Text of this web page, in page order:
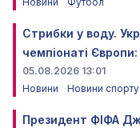
Стрибки у воду.
чемпіонаті
05.08.2026 13:01
Новини
Новини спорту
Президент ФІФА